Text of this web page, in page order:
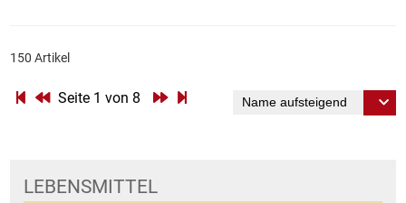
LEBENSMITTEL
150 Artikel
Seite 1 von 8